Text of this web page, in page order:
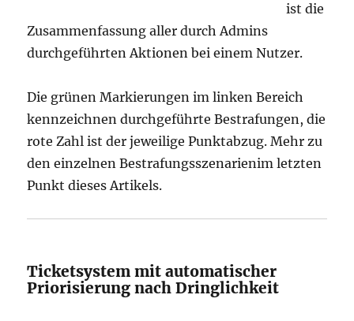
ist die
Zusammenfassung aller durch Admins
durchgeführten Aktionen bei einem Nutzer.
Die grünen Markierungen im linken Bereich
kennzeichnen durchgeführte Bestrafungen, die
rote Zahl ist der jeweilige Punktabzug. Mehr zu
den einzelnen Bestrafungsszenarienim letzten
Punkt dieses Artikels.
Ticketsystem mit automatischer
Priorisierung nach Dringlichkeit